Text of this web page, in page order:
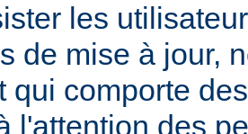
les
de mise à jour,
qui comporte
l'attention des